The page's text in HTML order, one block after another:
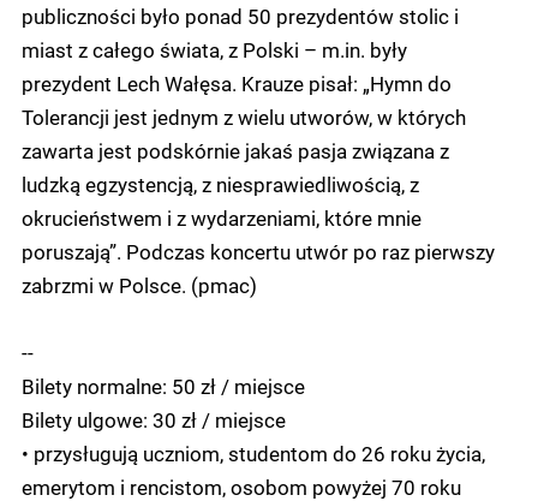
publiczności było ponad 50 prezydentów stolic i
miast z całego świata, z Polski – m.in. były
prezydent Lech Wałęsa. Krauze pisał: „Hymn do
Tolerancji jest jednym z wielu utworów, w których
zawarta jest podskórnie jakaś pasja związana z
ludzką egzystencją, z niesprawiedliwością, z
okrucieństwem i z wydarzeniami, które mnie
poruszają”. Podczas koncertu utwór po raz pierwszy
zabrzmi w Polsce. (pmac)
--
Bilety normalne: 50 zł / miejsce
Bilety ulgowe: 30 zł / miejsce
• przysługują uczniom, studentom do 26 roku życia,
emerytom i rencistom, osobom powyżej 70 roku